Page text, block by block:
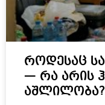
როდესაც
— რა არის
აშლილობა?